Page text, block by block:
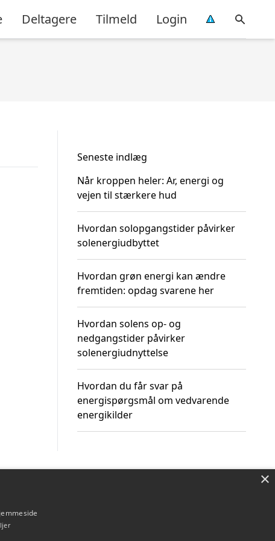
Deltagere Tilmeld Login
Seneste indlæg
Når kroppen heler: Ar, energi og
vejen til stærkere hud
Hvordan solopgangstider påvirker
solenergiudbyttet
Hvordan grøn energi kan ændre
fremtiden: opdag svarene her
Hvordan solens op- og
nedgangstider påvirker
solenergiudnyttelse
Hvordan du får svar på
energispørgsmål om vedvarende
energikilder
×